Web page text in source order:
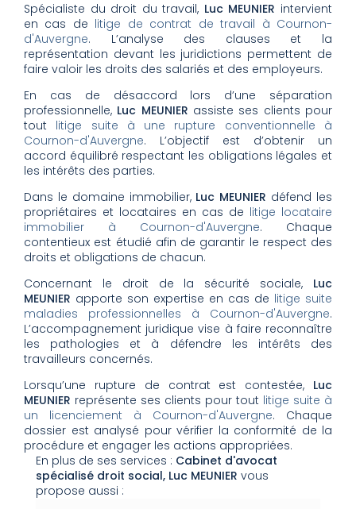
Spécialiste du droit du travail, Luc MEUNIER intervient
en cas de litige de contrat de travail à Cournon-
d'Auvergne. L’analyse des clauses et la
représentation devant les juridictions permettent de
faire valoir les droits des salariés et des employeurs.
En cas de désaccord lors d’une séparation
professionnelle, Luc MEUNIER assiste ses clients pour
tout litige suite à une rupture conventionnelle à
Cournon-d'Auvergne. L’objectif est d’obtenir un
accord équilibré respectant les obligations légales et
les intérêts des parties.
Dans le domaine immobilier, Luc MEUNIER défend les
propriétaires et locataires en cas de litige locataire
immobilier à Cournon-d'Auvergne. Chaque
contentieux est étudié afin de garantir le respect des
droits et obligations de chacun.
Concernant le droit de la sécurité sociale, Luc
MEUNIER apporte son expertise en cas de litige suite
maladies professionnelles à Cournon-d'Auvergne.
L’accompagnement juridique vise à faire reconnaître
les pathologies et à défendre les intérêts des
travailleurs concernés.
Lorsqu’une rupture de contrat est contestée, Luc
MEUNIER représente ses clients pour tout litige suite à
un licenciement à Cournon-d'Auvergne. Chaque
dossier est analysé pour vérifier la conformité de la
procédure et engager les actions appropriées.
En plus de ses services : Cabinet d'avocat
spécialisé droit social, Luc MEUNIER vous
propose aussi :